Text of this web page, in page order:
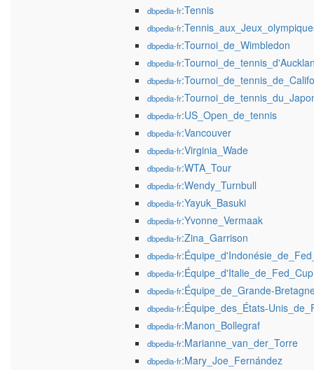
dbpedia-fr:Tennis
dbpedia-fr
dbpedia-fr:Tournoi_de_Wimbledon
dbpedia-fr
dbpedia-fr
dbpedia-fr
dbpedia-fr:US_Open_de_tennis
dbpedia-fr:Vancouver
dbpedia-fr:Virginia_Wade
dbpedia-fr:WTA_Tour
dbpedia-fr:Wendy_Turnbull
dbpedia-fr:Yayuk_Basuki
dbpedia-fr:Yvonne_Vermaak
dbpedia-fr:Zina_Garrison
dbpedia-fr
dbpedia-fr:Équipe_d'Italie_de_Fed_Cup
dbpedia-fr:Équipe_de_Grande-
dbpedia-fr:Équipe_des_États-
dbpedia-fr:Manon_Bollegraf
dbpedia-fr:Marianne_van_der_Torre
dbpedia-fr:Mary_Joe_Fernández